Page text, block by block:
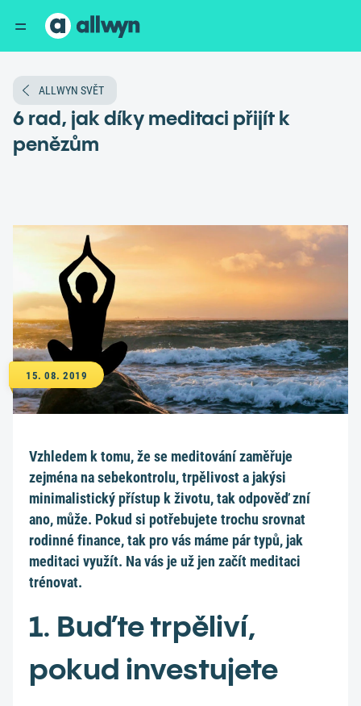
ALLWYN SVĚT
6 rad, jak díky meditaci přijít k
penězům
15. 08. 2019
Vzhledem k tomu, že se meditování zaměřuje
zejména na sebekontrolu, trpělivost a jakýsi
minimalistický přístup k životu, tak odpověď zní
ano, může. Pokud si potřebujete trochu srovnat
rodinné finance, tak pro vás máme pár typů, jak
meditaci využít. Na vás je už jen začít meditaci
trénovat.
1. Buďte trpěliví,
pokud investujete